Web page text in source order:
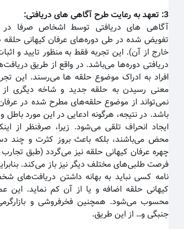
تعهد به رعایت طرح آگاهی های دریافتی:
آگاهی های دریافتی توسط اشخاص صرفا در
تفویض شده در طی دوره‌های عرفان کیهانی حلقه
خارج از آن). این تجربه فقط به منظور تایید و
دریافتی دوره‌ها می‌باشد. در واقع از طریق
افراد به ادراک موضوع حلقه ها می‌رسند. این
معنی رسیدن به حلقه جدید و شاخه دیگری از
نمی‌تواند از موضوع حلقه‌های مطرح شده در عرفان
باشد. در نتیجه، هرگونه ادعایی در این مورد باطل و
ایجاد انحراف تلقی می‌شود. زیرا، صرفنظر از
محض می‌باشند، بلکه باعث بروز کثرت و چند
چهره عرفان کیهانی حلقه نیز می‌گردد (طبق تجارب
فرصت طلبی‌های مختلف دیگر نیز باز می‌کند.
نامه کسی نباید به بهانه داشتن دریافت‌های
کیهانی حلقه اضافه و یا از آن کم نماید. این
محسوب می‌شود. همچنین فخرفروشی و بازارگرمی،
جنبگی و… از این طریق.